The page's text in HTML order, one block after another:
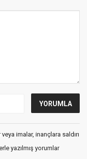
imalar, inançlara saldırı
yazılmış yorumlar